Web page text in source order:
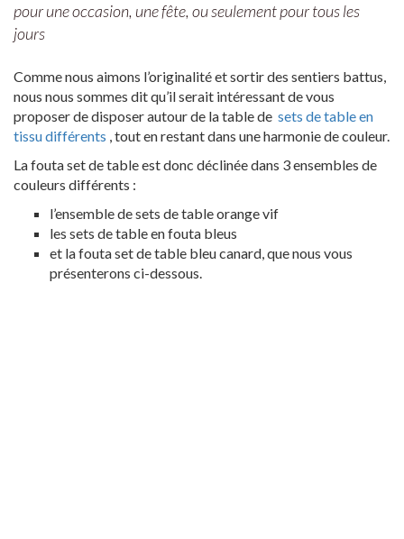
pour une occasion, une fête, ou seulement pour tous les
jours
Comme nous aimons l’originalité et sortir des sentiers battus,
nous nous sommes dit qu’il serait intéressant de vous
proposer de disposer autour de la table de sets de table en
tissu différents , tout en restant dans une harmonie de couleur.
La fouta set de table est donc déclinée dans 3 ensembles de
couleurs différents :
l’ensemble de sets de table orange vif
les sets de table en fouta bleus
et la fouta set de table bleu canard, que nous vous
présenterons ci-dessous.